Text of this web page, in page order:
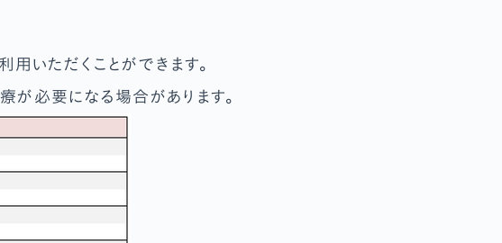
いただくことができます。
が必要になる場合があります。